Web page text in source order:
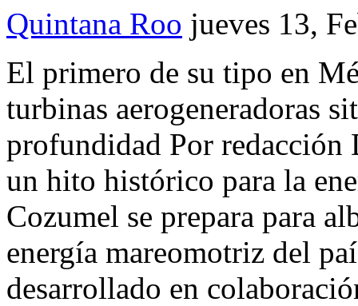
Quintana Roo jueves 13,
El primero de su tipo en
turbinas aerogeneradoras
profundidad Por
un hito histórico para la
Cozumel se prepara para
energía mareomotriz del
desarrollado en